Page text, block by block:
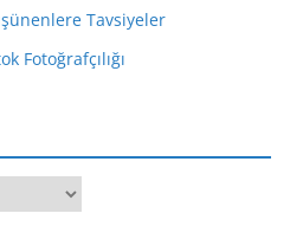
Tavsiyeler
Fotoğrafçılığı